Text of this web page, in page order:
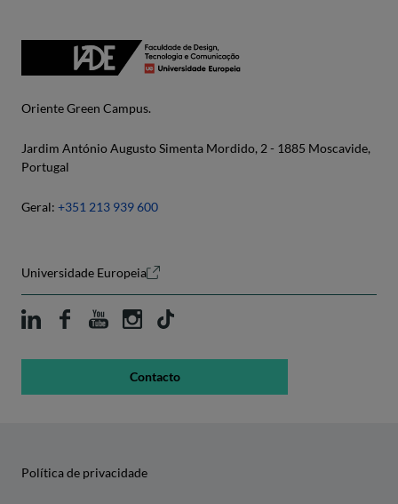
Oriente Green Campus.
Jardim António Augusto Simenta Mordido, 2 - 1885 Moscavide,
Portugal
Geral: +351 213 939 600
Universidade Europeia
Contacto
Política de privacidade